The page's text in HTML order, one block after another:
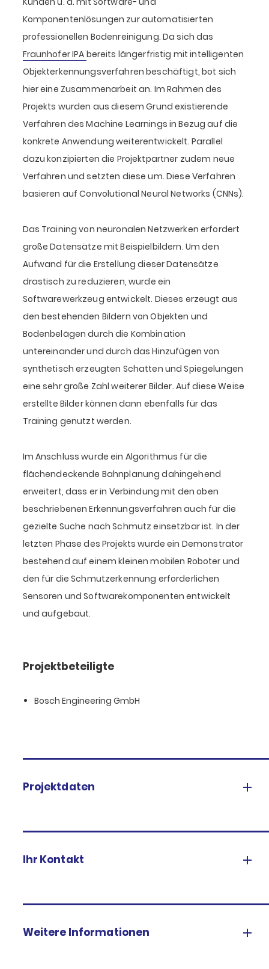
Komponentenlösungen zur automatisierten
professionellen Bodenreinigung. Da sich das
Fraunhofer IPA bereits längerfristig mit intelligenten
Objekterkennungsverfahren beschäftigt, bot sich
hier eine Zusammenarbeit an. Im Rahmen des
Projekts wurden aus diesem Grund existierende
Verfahren des Machine Learnings in Bezug auf die
konkrete Anwendung weiterentwickelt. Parallel
dazu konzipierten die Projektpartner zudem neue
Verfahren und setzten diese um. Diese Verfahren
basieren auf Convolutional Neural Networks (CNNs).
Das Training von neuronalen Netzwerken erfordert
große Datensätze mit Beispielbildern. Um den
Aufwand für die Erstellung dieser Datensätze
drastisch zu reduzieren, wurde ein
Softwarewerkzeug entwickelt. Dieses erzeugt aus
den bestehenden Bildern von Objekten und
Bodenbelägen durch die Kombination
untereinander und durch das Hinzufügen von
synthetisch erzeugten Schatten und Spiegelungen
eine sehr große Zahl weiterer Bilder. Auf diese Weise
erstellte Bilder können dann ebenfalls für das
Training genutzt werden.
Im Anschluss wurde ein Algorithmus für die
flächendeckende Bahnplanung dahingehend
erweitert, dass er in Verbindung mit den oben
beschriebenen Erkennungsverfahren auch für die
gezielte Suche nach Schmutz einsetzbar ist. In der
letzten Phase des Projekts wurde ein Demonstrator
bestehend auf einem kleinen mobilen Roboter und
den für die Schmutzerkennung erforderlichen
Sensoren und Softwarekomponenten entwickelt
und aufgebaut.
Projektbeteiligte
Bosch Engineering GmbH
Projektdaten
Ihr Kontakt
Weitere Informationen